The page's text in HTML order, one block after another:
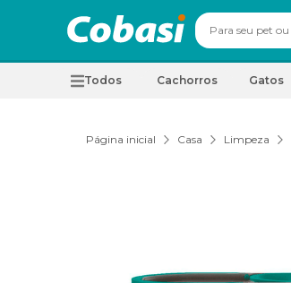
Todos Cachorros Gatos
Página inicial Casa Limpeza